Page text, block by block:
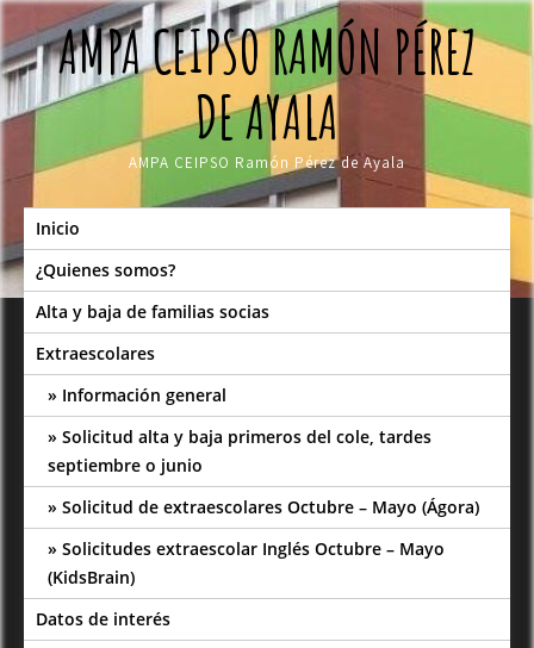
Skip
to
contentAMPA CEIPSO RAMÓN PÉREZ
DE AYALA
AMPA CEIPSO Ramón Pérez de Ayala
Inicio
¿Quienes somos?
Alta y baja de familias socias
Extraescolares
Información general
Solicitud alta y baja primeros del cole, tardes
septiembre o junio
Solicitud de extraescolares Octubre – Mayo (Ágora)
Solicitudes extraescolar Inglés Octubre – Mayo
(KidsBrain)
Datos de interés